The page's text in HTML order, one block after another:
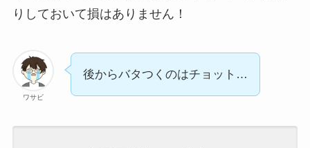
りしておいて損はありません！
ワサビ
後からバタつくのはチョット…